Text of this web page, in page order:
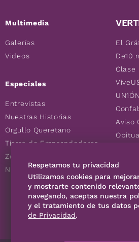
Multimedia
Galerías
Videos
Especiales
Entrevistas
Nuestras Historias
Orgullo Queretano
Tierra de Emprendedores
Zoociales
Nuevos Queretanos
El
Clase
UN1ÓN
Aviso
Respetamos tu privacidad
Utilizamos cookies para
y mostrarte contenido
navegando, aceptas nuestra
y el tratamiento de tus datos
de Privacidad.